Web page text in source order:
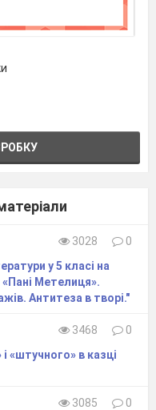
3028
0
у 5 класі на
«Пані Метелиця».
Антитеза в творі."
3468
0
«штучного» в казці
3085
0